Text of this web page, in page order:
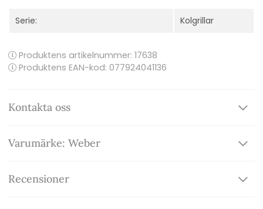
Serie: Kolgrillar
Produktens artikelnummer: 17638
Produktens EAN-kod: 077924041136
Kontakta oss
Varumärke: Weber
Recensioner